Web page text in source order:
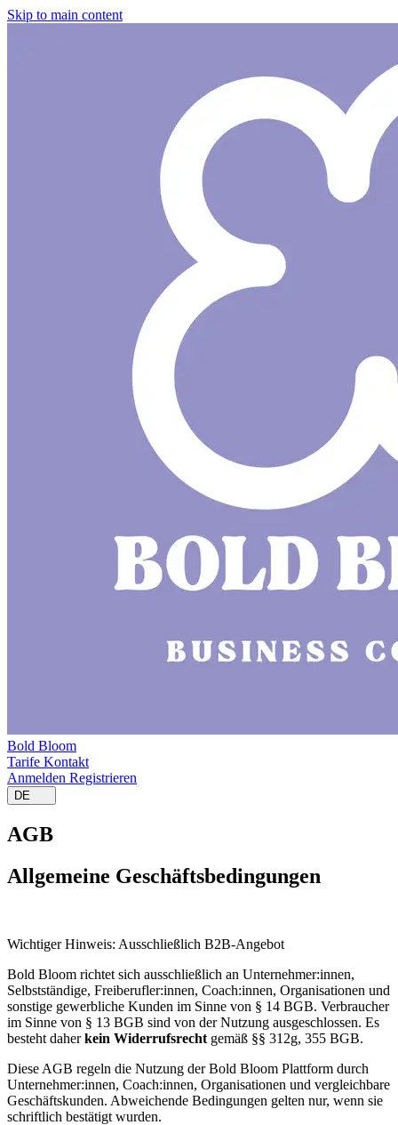
Skip to main content
Bold Bloom
Tarife Kontakt
Anmelden Registrieren
DE
AGB
Allgemeine Geschäftsbedingungen
Wichtiger Hinweis: Ausschließlich B2B-Angebot
Bold Bloom richtet sich ausschließlich an Unternehmer:innen,
Selbstständige, Freiberufler:innen, Coach:innen, Organisationen und
sonstige gewerbliche Kunden im Sinne von § 14 BGB. Verbraucher
im Sinne von § 13 BGB sind von der Nutzung ausgeschlossen. Es
besteht daherkein Widerrufsrecht gemäß §§ 312g, 355 BGB.
Diese AGB regeln die Nutzung der Bold Bloom Plattform durch
Unternehmer:innen, Coach:innen, Organisationen und vergleichbare
Geschäftskunden. Abweichende Bedingungen gelten nur, wenn sie
schriftlich bestätigt wurden.